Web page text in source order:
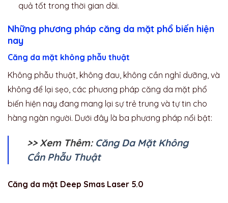
quả tốt trong thời gian dài.
Những phương pháp căng da mặt phổ biến hiện
nay
Căng da mặt không phẫu thuật
Không phẫu thuật, không đau, không cần nghỉ dưỡng, và
không để lại sẹo, các phương pháp căng da mặt phổ
biến hiện nay đang mang lại sự trẻ trung và tự tin cho
hàng ngàn người. Dưới đây là ba phương pháp nổi bật:
>> Xem Thêm: Căng Da Mặt Không
Cần Phẫu Thuật
Căng da mặt Deep Smas Laser 5.0